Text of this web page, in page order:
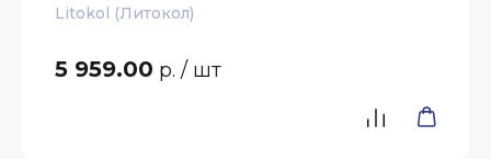
Litokol (Литокол)
5 959.00 р. / шт